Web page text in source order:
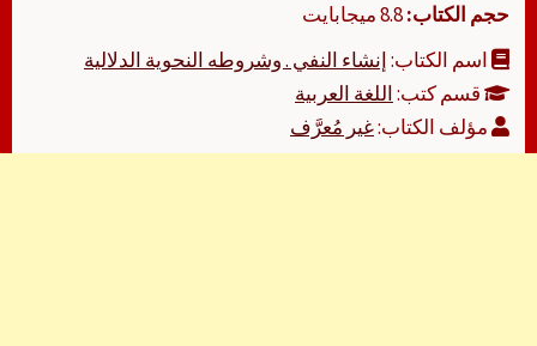
حجم الكتاب:
اسم الكتاب:إنشاء النفي . وشروطه النحوية الدلالية
قسم كتب:اللغة العربية
مؤلف الكتاب:غير مُعرَّف